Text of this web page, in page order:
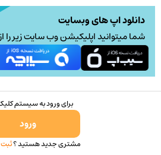
دانلود اپ های وبسایت
شما میتوانید اپلیکیشن وب سایت زیر را
برای ورود به سیستم
ورود
مشتری جدید هستید ؟